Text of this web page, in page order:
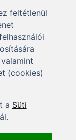
feltétlenül
(cookies)
a Süti